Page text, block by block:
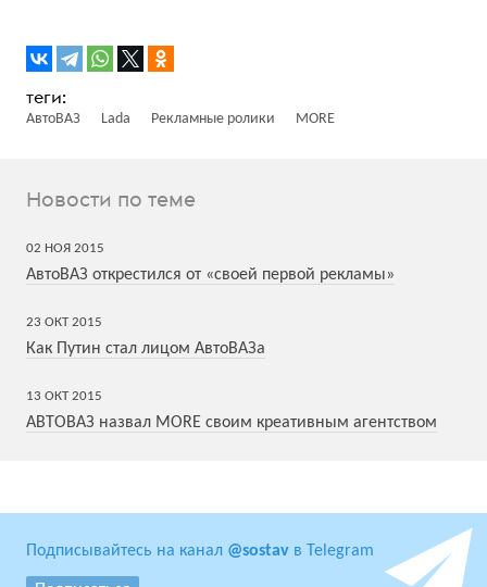
АвтоВАЗ Lada Рекламные ролики MORE
Новости по теме
02 НОЯ 2015
АвтоВАЗ открестился от «своей первой рекламы»
23 ОКТ 2015
Как Путин стал лицом АвтоВАЗа
13 ОКТ 2015
АВТОВАЗ назвал MORE своим креативным агентством
Подписывайтесь на канал @sostav в Telegram